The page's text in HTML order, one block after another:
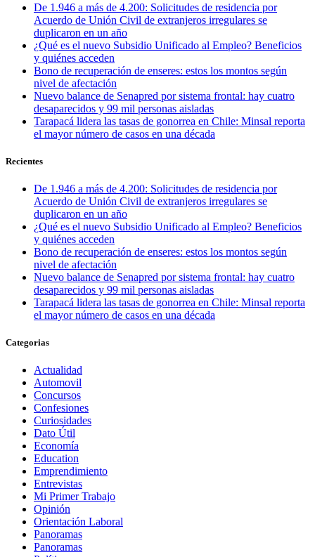
De 1.946 a más de 4.200: Solicitudes de residencia por
Acuerdo de Unión Civil de extranjeros irregulares se
duplicaron en un año
¿Qué es el nuevo Subsidio Unificado al Empleo? Beneficios
y quiénes acceden
Bono de recuperación de enseres: estos los montos según
nivel de afectación
Nuevo balance de Senapred por sistema frontal: hay cuatro
desaparecidos y 99 mil personas aisladas
Tarapacá lidera las tasas de gonorrea en Chile: Minsal reporta
el mayor número de casos en una década
Recientes
De 1.946 a más de 4.200: Solicitudes de residencia por
Acuerdo de Unión Civil de extranjeros irregulares se
duplicaron en un año
¿Qué es el nuevo Subsidio Unificado al Empleo? Beneficios
y quiénes acceden
Bono de recuperación de enseres: estos los montos según
nivel de afectación
Nuevo balance de Senapred por sistema frontal: hay cuatro
desaparecidos y 99 mil personas aisladas
Tarapacá lidera las tasas de gonorrea en Chile: Minsal reporta
el mayor número de casos en una década
Categorias
Actualidad
Automovil
Concursos
Confesiones
Curiosidades
Dato Útil
Economía
Education
Emprendimiento
Entrevistas
Mi Primer Trabajo
Opinión
Orientación Laboral
Panoramas
Panoramas